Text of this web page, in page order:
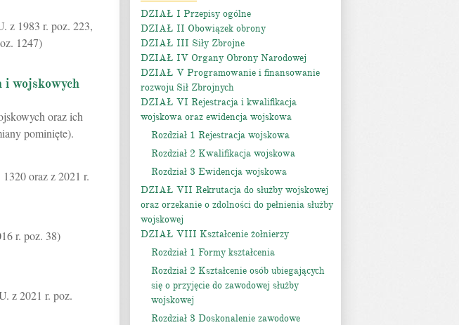
z 1983 r. poz. 223,
1247)
i wojskowych
oraz ich
pominięte).
oraz z 2021 r.
r. poz. 38)
z 2021 r. poz.
DZIAŁ I Przepisy ogólne
DZIAŁ II Obowiązek obrony
DZIAŁ III Siły Zbrojne
DZIAŁ IV Organy Obrony Narodowej
DZIAŁ V Programowanie i finansowanie
rozwoju Sił Zbrojnych
DZIAŁ VI Rejestracja i kwalifikacja
wojskowa oraz ewidencja wojskowa
Rozdział 1 Rejestracja wojskowa
Rozdział 2 Kwalifikacja wojskowa
Rozdział 3 Ewidencja wojskowa
DZIAŁ VII Rekrutacja do służby wojskowej
oraz orzekanie o zdolności do pełnienia służby
wojskowej
DZIAŁ VIII Kształcenie żołnierzy
Rozdział 1 Formy kształcenia
Rozdział 2 Kształcenie osób ubiegających
się o przyjęcie do zawodowej służby
wojskowej
Rozdział 3 Doskonalenie zawodowe